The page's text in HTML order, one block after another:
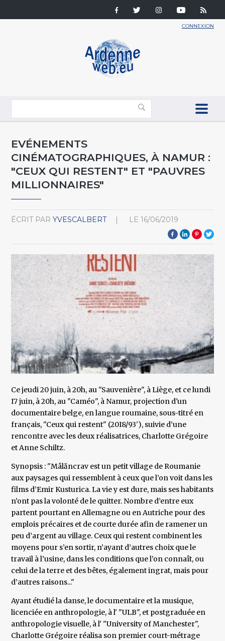
CONNEXION
EVÉNEMENTS
CINÉMATOGRAPHIQUES, À NAMUR :
"CEUX QUI RESTENT" ET "PAUVRES
MILLIONNAIRES"
ÉCRIT PAR YVESCALBERT LE 16/06/2019
Ce jeudi 20 juin, à 20h, au "Sauvenière", à Liège, et ce lundi
I7 juin, à 20h, au "Caméo", à Namur, projection d'un
documentaire belge, en langue roumaine, sous-titré en
français, "Ceux qui restent" (20I8/93'), suivie d’une
rencontre avec les deux réalisatrices, Charlotte Grégoire
et Anne Schiltz.
Synopsis : "Mâlăncrav est un petit village de Roumanie
aux paysages qui ressemblent à ceux que l’on voit dans les
films d’Emir Kusturica. La vie y est dure, mais ses habitants
n’ont pas la volonté de le quitter. Nombre d’entre eux
partent pourtant en Allemagne ou en Autriche pour des
emplois précaires et de courte durée afin de ramener un
peu d’argent au village. Ceux qui restent combinent les
moyens pour s’en sortir, n’ayant d’autres choix que le
travail à l’usine, dans les conditions que l’on connaît, ou
celui de la terre et des bêtes, également ingrat, mais pour
d’autres raisons..."
Ayant étudié la danse, le documentaire et la musique,
licenciée en anthropologie, à l' "ULB", et postgraduée en
anthropologie visuelle, à l' "University of Manchester",
Charlotte Grégoire réalisa son premier court-métrage